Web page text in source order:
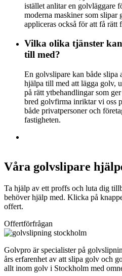
istället anlitar en golvläggare
moderna maskiner som
appliceras också för att få rätt
Vilka olika tjänster
till med?
En golvslipare kan både slipa
hjälpa till med att lägga golv,
på rätt ytbehandlingar som
bred golvfirma inriktar vi oss
både privatpersoner och
fastigheten.
Våra golvslipare
Ta hjälp av ett proffs och luta dig
behöver hjälp med. Klicka på
offert.
Offertförfrågan
Golvpro är specialister på
års erfarenhet av att slipa golv och
allt inom golv i Stockholm med